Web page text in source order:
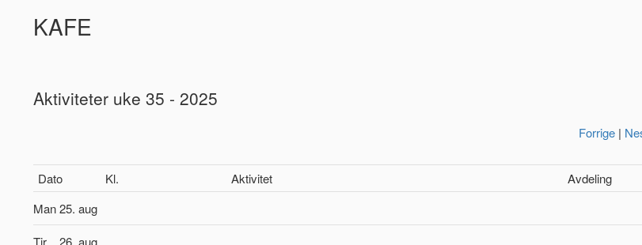
KAFE
Aktiviteter uke 35 - 2025
Forrige|
Dato Kl. Aktivitet
Avdeling
Man25. aug
Tir
26. aug